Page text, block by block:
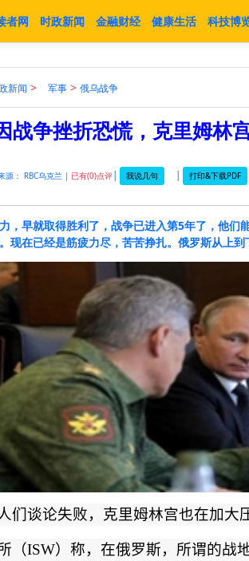
者网 时政新闻 金融财经 健康生活 科技博
新闻 > 军事 > 俄乌战争
战争挫折恐慌，克里姆
源： RBC乌克兰 | 已有(0)点评| 我说几句 | 打印&下载PDF
，早就取得胜利了，战争已进入第5年了，他们
现在已经是筋疲力尽，苦苦挣扎。俄罗斯从上
们谈论失败，克里姆林宫也在加大
（ISW）称，在俄罗斯，所谓的战